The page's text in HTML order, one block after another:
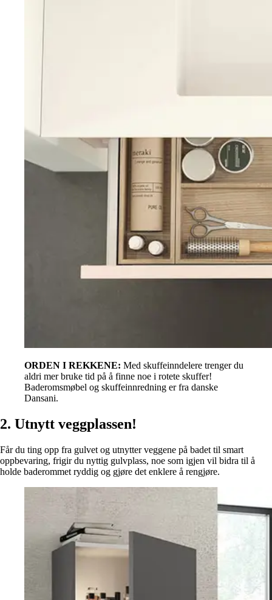
ORDEN I REKKENE: Med skuffeinndelere trenger du
aldri mer bruke tid på å finne noe i rotete skuffer!
Baderomsmøbel og skuffeinnredning er fra danske
Dansani.
2. Utnytt veggplassen!
Får du ting opp fra gulvet og utnytter veggene på badet til smart
oppbevaring, frigir du nyttig gulvplass, noe som igjen vil bidra til å
holde baderommet ryddig og gjøre det enklere å rengjøre.